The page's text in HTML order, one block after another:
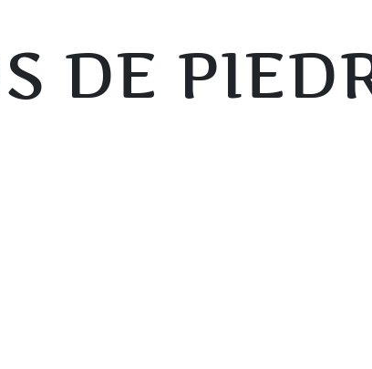
DE